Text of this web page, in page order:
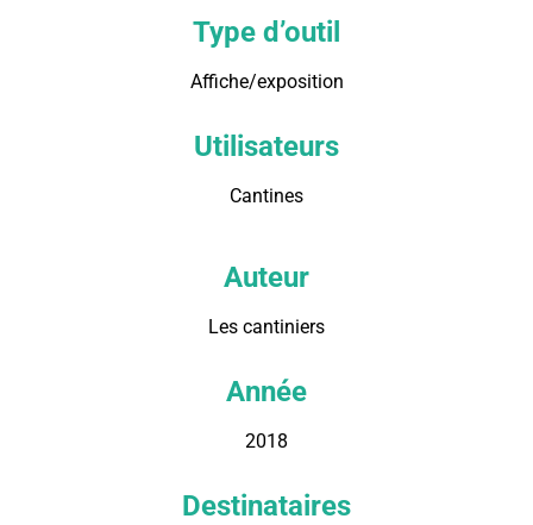
Type d’outil
Affiche/exposition
Utilisateurs
Cantines
Auteur
Les cantiniers
Année
2018
Destinataires